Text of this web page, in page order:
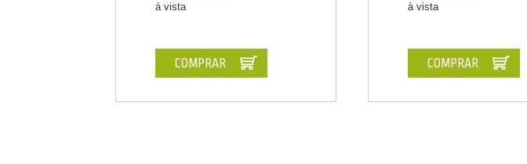
à vista
COMPRAR
à vista
COMPRAR